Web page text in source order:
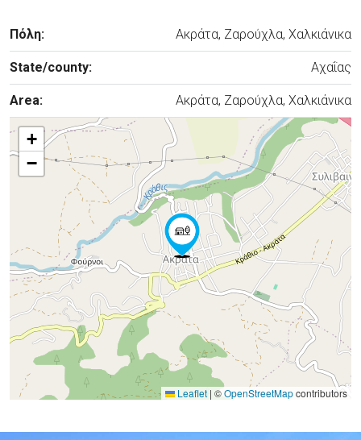
Πόλη: Ακράτα, Ζαρούχλα, Χαλκιάνικα
State/county: Αχαΐας
Area: Ακράτα, Ζαρούχλα, Χαλκιάνικα
+
−
Leaflet | ©OpenStreetMapcontributors